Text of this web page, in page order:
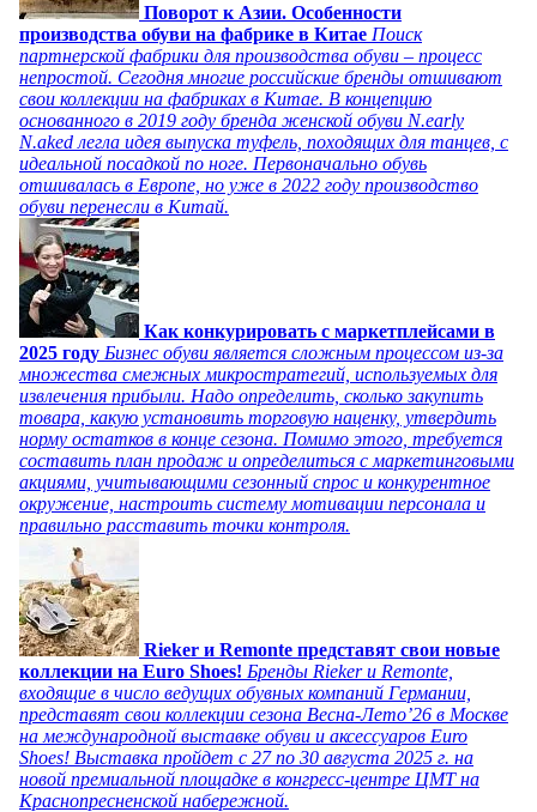
Поворот к Азии. Особенности
производства обуви на фабрике в Китае Поиск
партнерской фабрики для производства обуви – процесс
непростой. Сегодня многие российские бренды отшивают
свои коллекции на фабриках в Китае. В концепцию
основанного в 2019 году бренда женской обуви N.early
N.aked легла идея выпуска туфель, походящих для танцев, с
идеальной посадкой по ноге. Первоначально обувь
отшивалась в Европе, но уже в 2022 году производство
обуви перенесли в Китай.
Как конкурировать с маркетплейсами в
2025 году Бизнес обуви является сложным процессом из-за
множества смежных микростратегий, используемых для
извлечения прибыли. Надо определить, сколько закупить
товара, какую установить торговую наценку, утвердить
норму остатков в конце сезона. Помимо этого, требуется
составить план продаж и определиться с маркетинговыми
акциями, учитывающими сезонный спрос и конкурентное
окружение, настроить систему мотивации персонала и
правильно расставить точки контроля.
Rieker и Remonte представят свои новые
коллекции на Euro Shoes! Бренды Rieker и Remonte,
входящие в число ведущих обувных компаний Германии,
представят свои коллекции сезона Весна-Лето’26 в Москве
на международной выставке обуви и аксессуаров Euro
Shoes! Выставка пройдет c 27 по 30 августа 2025 г. на
новой премиальной площадке в конгресс-центре ЦМТ на
Краснопресненской набережной.